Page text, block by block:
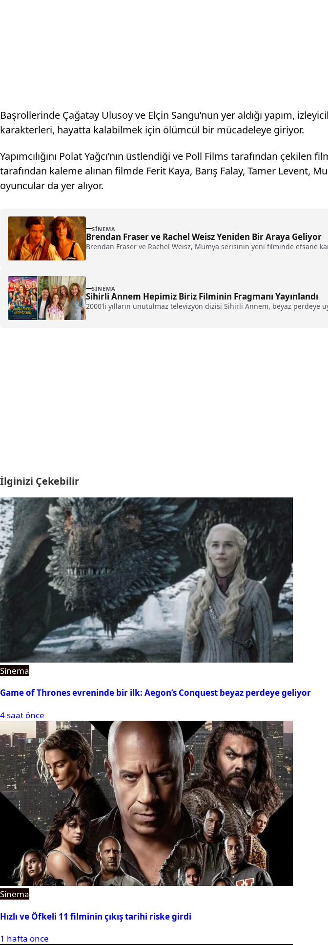
Başrollerinde Çağatay Ulusoy ve Elçin Sangu’nun yer aldığı yapım,
karakterleri, hayatta kalabilmek için ölümcül bir mücadeleye giriyor.
Yapımcılığını Polat Yağcı’nın üstlendiği ve Poll Films tarafından
tarafından kaleme alınan filmde Ferit Kaya, Barış Falay, Tamer Levent,
oyuncular da yer alıyor.
SINEMA
Brendan Fraser ve Rachel Weisz Yeniden Bir Araya Geliyor
Brendan Fraser ve Rachel Weisz, Mumya serisinin yeni filminde efsane
SINEMA
Sihirli Annem Hepimiz Biriz Filminin Fragmanı Yayınlandı
2000’li yılların unutulmaz televizyon dizisi Sihirli Annem, beyaz perdeye
İlginizi Çekebilir
Sinema
Game of Thrones evreninde bir ilk: Aegon’s Conquest beyaz perdeye geliyor
4 saat önce
Sinema
Hızlı ve Öfkeli 11 filminin çıkış tarihi riske girdi
1 hafta önce